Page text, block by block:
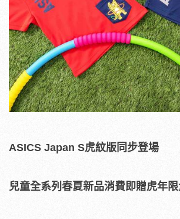
ASICS Japan S虎紋版同步登場
兒童全系列春夏新品消費即贈虎年